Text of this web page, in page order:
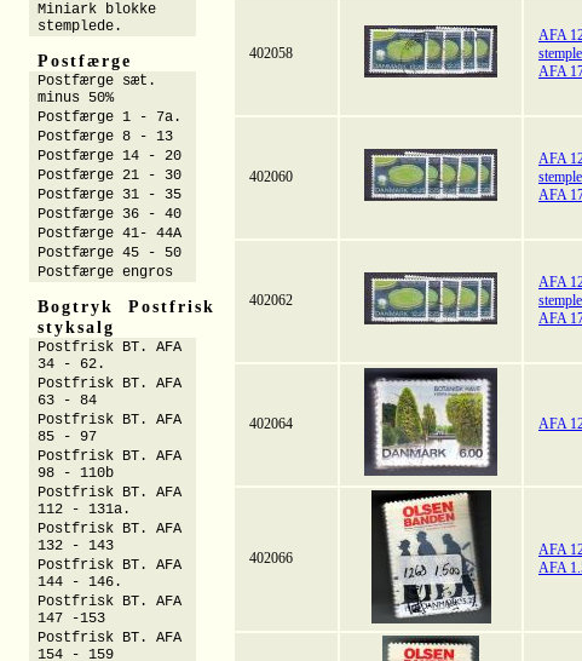
402058
AFA
AFA
402060
AFA
AFA
402062
AFA
AFA
402064 AFA
402066
AFA
AFA
Miniark blokke
stemplede.
Postfærge
Postfærge sæt.
minus 50%
Postfærge 1 - 7a.
Postfærge 8 - 13
Postfærge 14 - 20
Postfærge 21 - 30
Postfærge 31 - 35
Postfærge 36 - 40
Postfærge 41- 44A
Postfærge 45 - 50
Postfærge engros
Bogtryk Postfrisk
styksalg
Postfrisk BT. AFA
34 - 62.
Postfrisk BT. AFA
63 - 84
Postfrisk BT. AFA
85 - 97
Postfrisk BT. AFA
98 - 110b
Postfrisk BT. AFA
112 - 131a.
Postfrisk BT. AFA
132 - 143
Postfrisk BT. AFA
144 - 146.
Postfrisk BT. AFA
147 -153
Postfrisk BT. AFA
154 - 159